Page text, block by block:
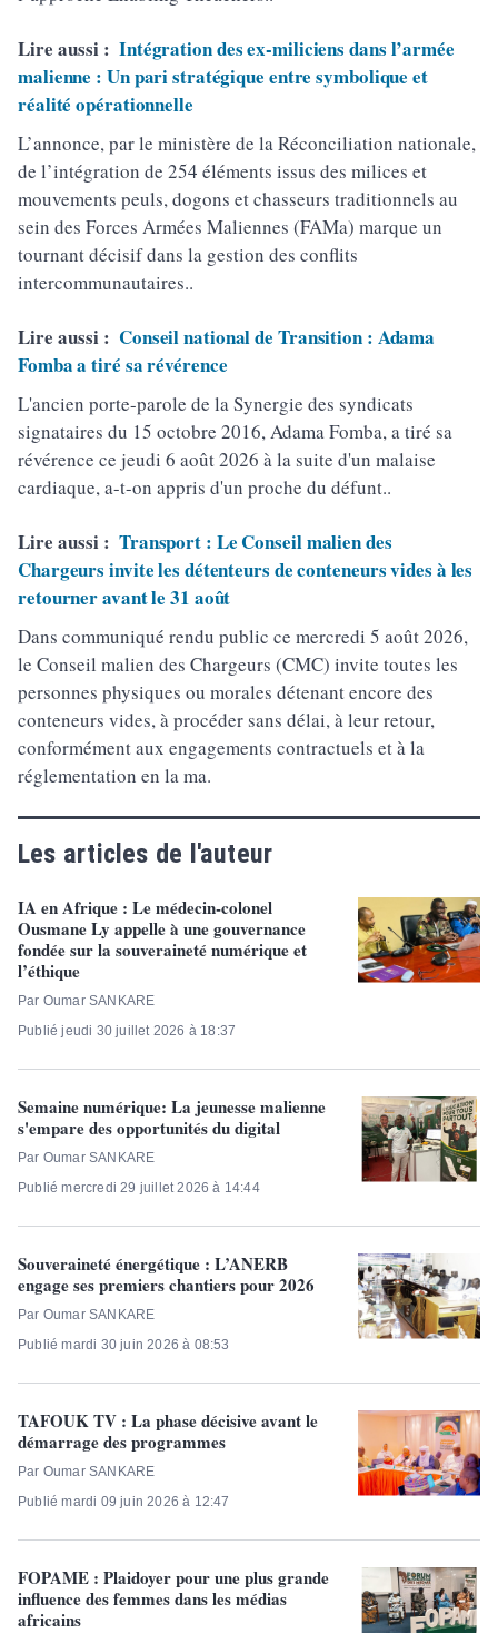
Lire aussi : Intégration des ex-miliciens dans l’armée
malienne : Un pari stratégique entre symbolique et
réalité opérationnelle
L’annonce, par le ministère de la Réconciliation nationale,
de l’intégration de 254 éléments issus des milices et
mouvements peuls, dogons et chasseurs traditionnels au
sein des Forces Armées Maliennes (FAMa) marque un
tournant décisif dans la gestion des conflits
intercommunautaires..
Lire aussi : Conseil national de Transition : Adama
Fomba a tiré sa révérence
L'ancien porte-parole de la Synergie des syndicats
signataires du 15 octobre 2016, Adama Fomba, a tiré sa
révérence ce jeudi 6 août 2026 à la suite d'un malaise
cardiaque, a-t-on appris d'un proche du défunt..
Lire aussi : Transport : Le Conseil malien des
Chargeurs invite les détenteurs de conteneurs vides à les
retourner avant le 31 août
Dans communiqué rendu public ce mercredi 5 août 2026,
le Conseil malien des Chargeurs (CMC) invite toutes les
personnes physiques ou morales détenant encore des
conteneurs vides, à procéder sans délai, à leur retour,
conformément aux engagements contractuels et à la
réglementation en la ma.
Les articles de l'auteur
IA en Afrique : Le médecin-colonel
Ousmane Ly appelle à une gouvernance
fondée sur la souveraineté numérique et
l’éthique
Par Oumar SANKARE
Publié jeudi 30 juillet 2026 à 18:37
Semaine numérique: La jeunesse malienne
s'empare des opportunités du digital
Par Oumar SANKARE
Publié mercredi 29 juillet 2026 à 14:44
Souveraineté énergétique : L’ANERB
engage ses premiers chantiers pour 2026
Par Oumar SANKARE
Publié mardi 30 juin 2026 à 08:53
TAFOUK TV : La phase décisive avant le
démarrage des programmes
Par Oumar SANKARE
Publié mardi 09 juin 2026 à 12:47
FOPAME : Plaidoyer pour une plus grande
influence des femmes dans les médias
africains